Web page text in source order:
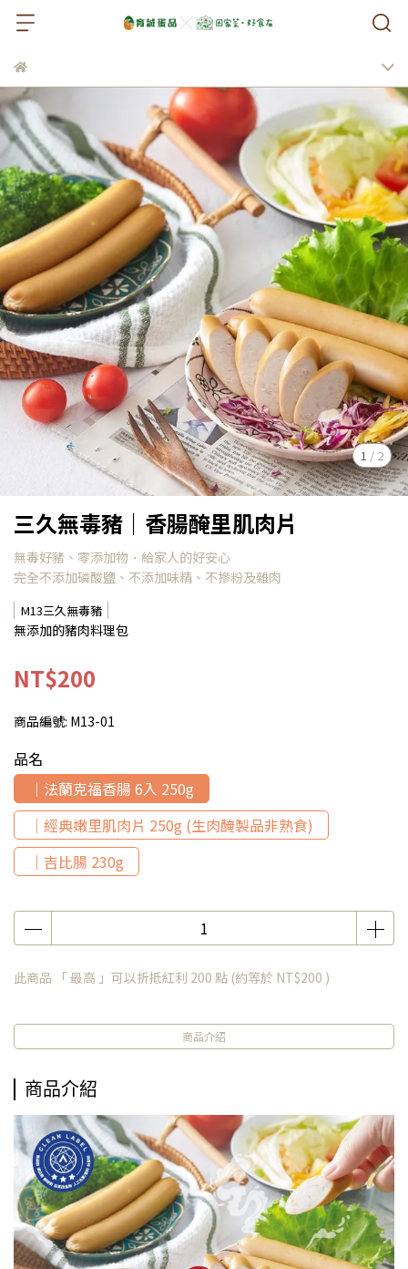
1 / 2
三久無毒豬｜香腸醃里肌肉片
無毒好豬、零添加物．給家人的好安心
完全不添加磷酸鹽、不添加味精、不摻粉及雜肉
M13三久無毒豬
無添加的豬肉料理包
NT$200
商品編號: M13-01
品名
｜法蘭克福香腸 6入 250g
｜經典嫩里肌肉片 250g (生肉醃製品非熟食)
｜吉比腸 230g
此商品 「 最高 」可以折抵紅利 200 點 (約等於 NT$200 )
商品介紹
商品介紹